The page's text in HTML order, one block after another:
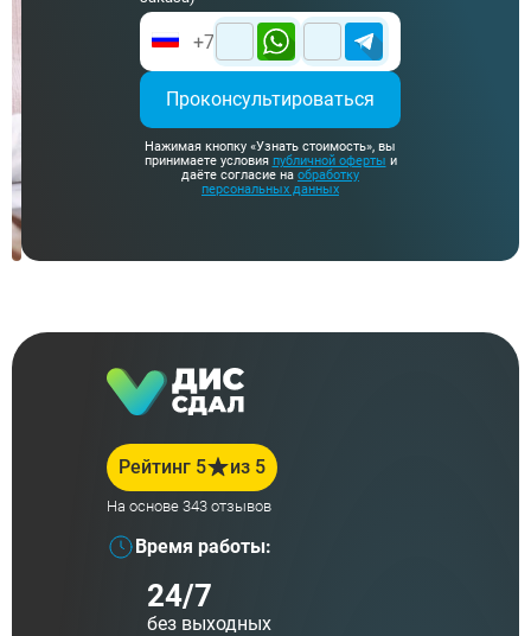
Проконсультироваться
Нажимая кнопку «Узнать стоимость», вы
принимаете условия публичной оферты и
даёте согласие на обработку
персональных данных
Рейтинг 5 из 5
На основе 343 отзывов
Время работы:
24/7
без выходных